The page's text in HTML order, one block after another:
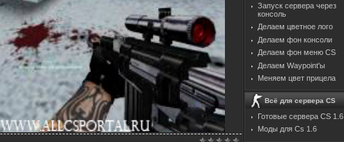
Запуск сервера через
консоль
Делаем цветное лого
Делаем фон консоли
Делаем фон меню CS
Делаем Waypoint'ы
Меняем цвет прицела
Всё для сервера CS
Готовые сервера CS 1.6
Моды для Cs 1.6